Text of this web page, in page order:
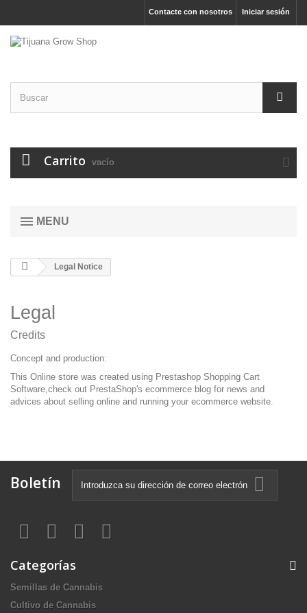
Iniciar sesión
Contacte con nosotros
Carrito vacío
MENU
Legal Notice
Legal
Credits
Concept and production:
This Online store was created using Prestashop Shopping Cart
Software,check out PrestaShop's ecommerce blog for news and
advices about selling online and running your ecommerce website.
Boletín
Categorías
Semillas de Cannabis
Cultivo de Cannabis